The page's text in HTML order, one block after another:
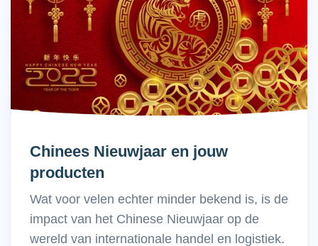
Chinees Nieuwjaar en jouw
producten
Wat voor velen echter minder bekend is, is de
impact van het Chinese Nieuwjaar op de
wereld van internationale handel en logistiek.